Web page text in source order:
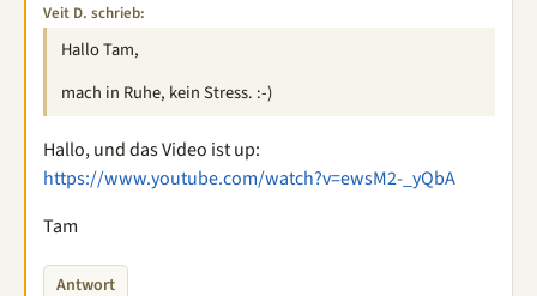
Veit D. schrieb:
Hallo Tam,
mach in Ruhe, kein Stress. :-)
Hallo, und das Video ist up:
https://www.youtube.com/watch?v=ewsM2-_yQbA
Tam
Antwort